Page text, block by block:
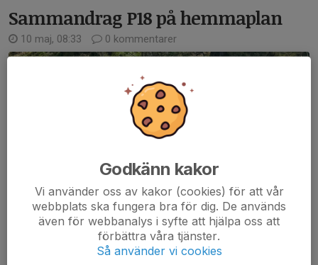
Sammandrag P18 på hemmaplan
10 maj, 08:33 0 kommentarer
Godkänn kakor
Vi använder oss av kakor (cookies) för att vår
webbplats ska fungera bra för dig. De används
även för webbanalys i syfte att hjälpa oss att
förbättra våra tjänster.
Så använder vi cookies